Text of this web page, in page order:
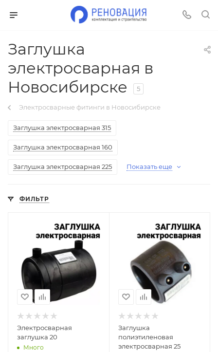
Заглушка
электросварная в
Новосибирске
5
Электросварные фитинги в Новосибирске
Заглушка электросварная 315
Заглушка электросварная 160
Заглушка электросварная 225 Показать еще
ФИЛЬТР
Электросварная
заглушка 20
Много
Заглушка
полиэтиленовая
электросварная 25